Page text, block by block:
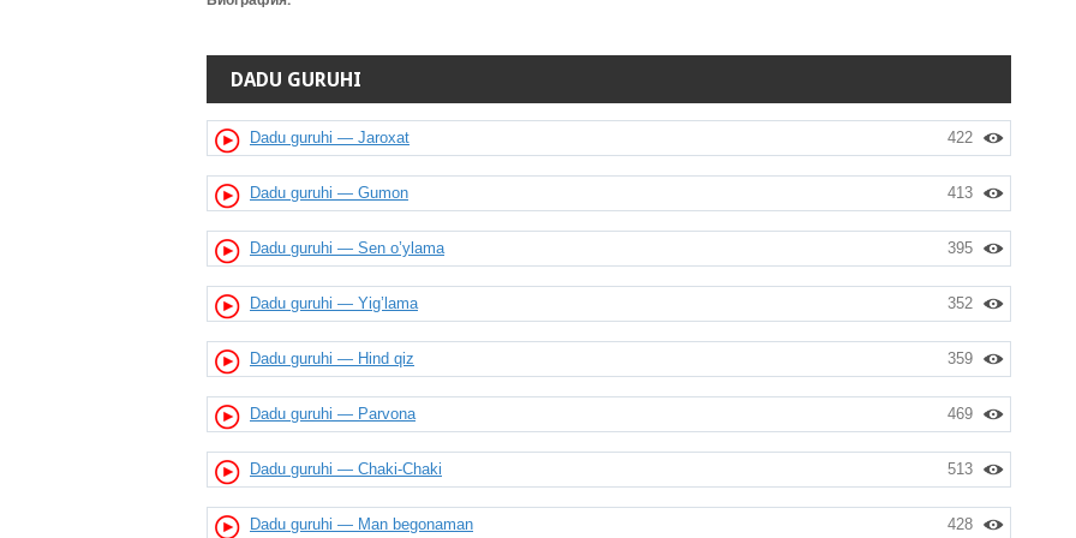
DADU GURUHI
422
Dadu guruhi — Jaroxat
413
Dadu guruhi — Gumon
395
Dadu guruhi — Sen o’ylama
352
Dadu guruhi — Yig’lama
359
Dadu guruhi — Hind qiz
469
Dadu guruhi — Parvona
513
Dadu guruhi — Chaki-Chaki
428
Dadu guruhi — Man begonaman